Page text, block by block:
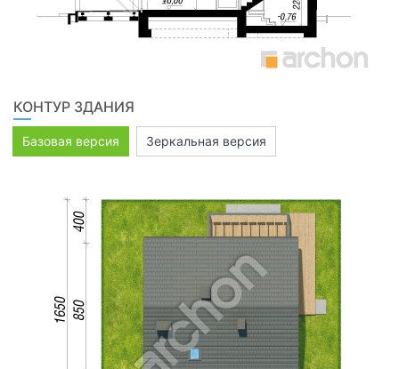
КОНТУР ЗДАНИЯ
Базовая версия Зеркальная версия